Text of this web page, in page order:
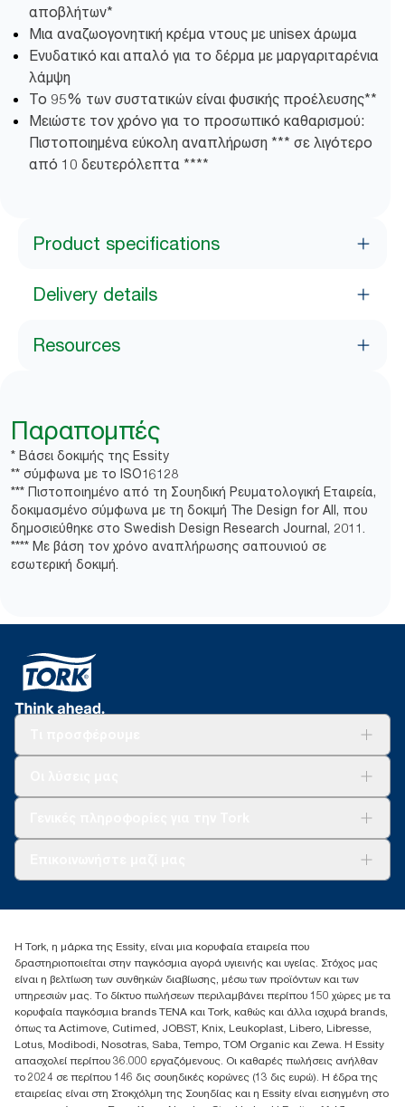
αποβλήτων*
Μια αναζωογονητική κρέμα ντους με unisex άρωμα
Ενυδατικό και απαλό για το δέρμα με μαργαριταρένια
λάμψη
Το 95% των συστατικών είναι φυσικής προέλευσης**
Μειώστε τον χρόνο για το προσωπικό καθαρισμού:
Πιστοποιημένα εύκολη αναπλήρωση *** σε λιγότερο
από 10 δευτερόλεπτα ****
Product specifications
Delivery details
Resources
Παραπομπές
* Βάσει δοκιμής της Essity
** σύμφωνα με το ISO16128
*** Πιστοποιημένο από τη Σουηδική Ρευματολογική Εταιρεία,
δοκιμασμένο σύμφωνα με τη δοκιμή The Design for All, που
δημοσιεύθηκε στο Swedish Design Research Journal, 2011.
**** Με βάση τον χρόνο αναπλήρωσης σαπουνιού σε
εσωτερική δοκιμή.
+302102705722
17th klm.National Road Athens-Lamia &2 Kalamatas
14564 N.Kifissia, Athens-Greece
Mob: +306932474930 (για Ελλάδα & Κύπρο)
Η Tork, η μάρκα της Essity, είναι μια κορυφαία εταιρεία που
δραστηριοποιείται στην παγκόσμια αγορά υγιεινής και υγείας. Στόχος μας
είναι η βελτίωση των συνθηκών διαβίωσης, μέσω των προϊόντων και των
υπηρεσιών μας. Το δίκτυο πωλήσεων περιλαμβάνει περίπου 150 χώρες με τα
κορυφαία παγκόσμια brands TENA και Tork, καθώς και άλλα ισχυρά brands,
όπως τα Actimove, Cutimed, JOBST, Knix, Leukoplast, Libero, Libresse,
Lotus, Modibodi, Nosotras, Saba, Tempo, TOM Organic και Zewa. Η Essity
απασχολεί περίπου 36.000 εργαζόμενους. Οι καθαρές πωλήσεις ανήλθαν
το 2024 σε περίπου 146 δις σουηδικές κορώνες (13 δις ευρώ). Η έδρα της
εταιρείας είναι στη Στοκχόλμη της Σουηδίας και η Essity είναι εισηγμένη στο